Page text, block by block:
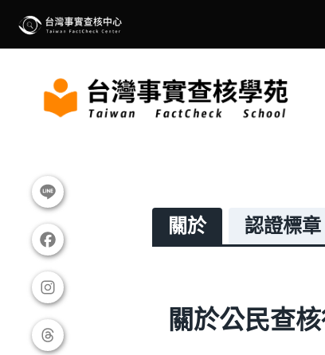
content
關於 認證標章
關於公民查